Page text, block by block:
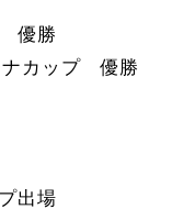
優勝
ナカップ 優勝
出場